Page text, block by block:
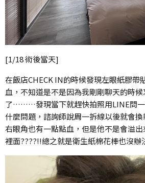
[1/18 術後當天]
在飯店CHECK IN的時候發現左眼紙膠帶
血，不知道是不是因為我剛剛聊天的時
了………發現當下就趕快拍照用LINE問一
什麼問題，諮詢師說周一拆線以後就會
右眼角也有一點點血，但是他不是會溢
裡面????!!總之就是衛生紙棉花棒也沒辦